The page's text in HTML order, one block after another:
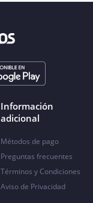
Información
adicional
Métodos de pago
Preguntas frecuentes
Términos y Condiciones
Aviso de Privacidad